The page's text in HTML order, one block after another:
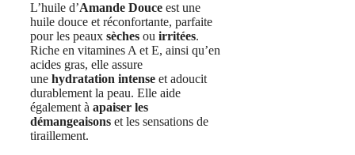
L’huile d’Amande Douce est une
huile douce et réconfortante, parfaite
pour les peaux sèches ou irritées.
Riche en vitamines A et E, ainsi qu’en
acides gras, elle assure
une hydratation intense et adoucit
durablement la peau. Elle aide
également à apaiser les
démangeaisons et les sensations de
tiraillement.